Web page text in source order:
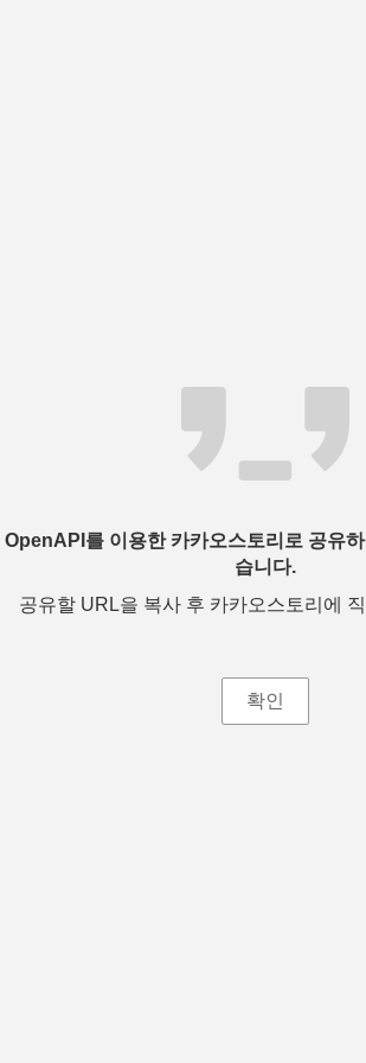
OpenAPI를 이용한 카카오스토리로 공유
습니다.
공유할 URL을 복사 후 카카오스토리에
확인